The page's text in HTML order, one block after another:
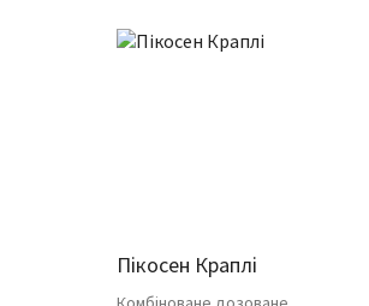
Пікосен Краплі